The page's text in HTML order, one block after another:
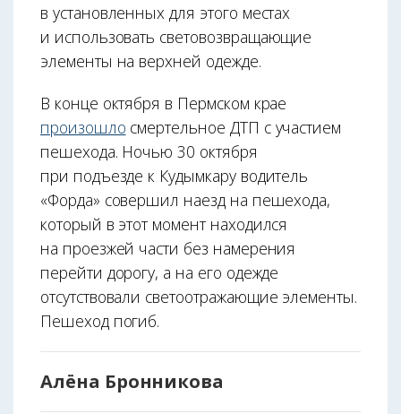
в установленных для этого местах
и использовать световозвращающие
элементы на верхней одежде.
В конце октября в Пермском крае
произошло смертельное ДТП с участием
пешехода. Ночью 30 октября
при подъезде к Кудымкару водитель
«Форда» совершил наезд на пешехода,
который в этот момент находился
на проезжей части без намерения
перейти дорогу, а на его одежде
отсутствовали светоотражающие элементы.
Пешеход погиб.
Алёна Бронникова